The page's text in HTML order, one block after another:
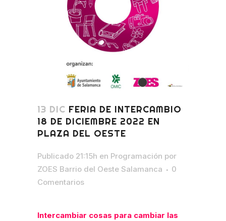
13 DIC FERIA DE INTERCAMBIO
18 DE DICIEMBRE 2022 EN
PLAZA DEL OESTE
Publicado 21:15h en Programación por
ZOES Barrio del Oeste Salamanca
0
Comentarios
Intercambiar cosas para cambiar las